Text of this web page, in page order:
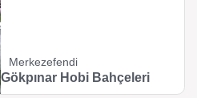
Merkezefendi
Gökpınar Hobi Bahçeleri